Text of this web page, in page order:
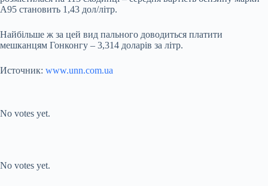
А95 становить 1,43 дол/літр.
Найбільше ж за цей вид пального доводиться платити
мешканцям Гонконгу – 3,314 доларів за літр.
Источник: www.unn.com.ua
No votes yet.
No votes yet.